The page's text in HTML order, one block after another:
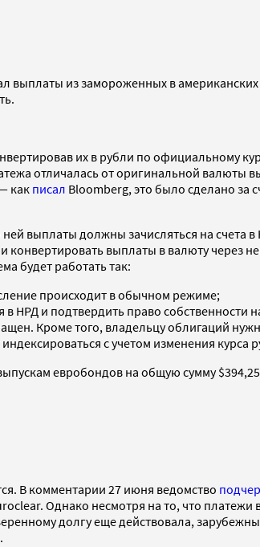
из замороженных в
их в рубли по официальному
отличалась от оригинальной
какписал Bloomberg, это было сделано за
выплаты должны зачисляться на счета
выплаты в валюту через
будет работать так:
происходит в обычном режиме;
НРД и подтвердить право
Кроме того, владельцу облигаций
с учетом изменения курса
евробондов на общую сумму
В комментарии 27 июня ведомство
Однако несмотря на то, что
долгу еще действовала,